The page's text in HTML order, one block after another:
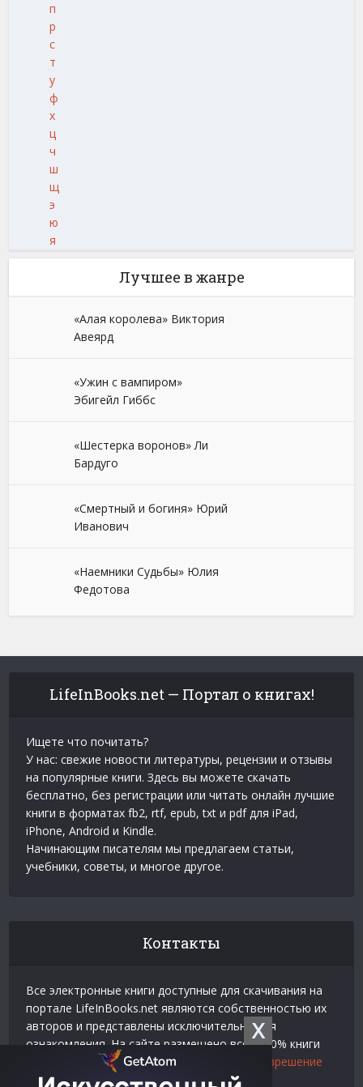
X
п
р
с
т
у
ф
х
ц
ч
ш
щ
э
ю
я
Лучшее в жанре
«Алая королева» Виктория
Авеярд
«Ужин с вампиром»
Эбигейл Гиббс
«Шестерка воронов» Ли
Бардуго
«Смертный и богиня» Юрий
Иванович
«Наемники Судьбы» Юлия
Федотова
LifeInBooks.net — Портал о книгах!
Ищете что почитать?
У нас: свежие новости литературы, рецензии и отзывы
на популярные книги. Здесь вы можете скачать
бесплатно, без регистрации или читать онлайн лучшие
книги в форматах fb2, rtf, epub, txt и pdf для iPad,
iPhone, Android и Kindle.
Начинающим писателям мы предлагаем статьи,
учебники, советы, и многое другое.
Контакты
Все электронные книги доступные для скачивания на
портале LifeInBooks.net являются собственностью их
авторов и представлены исключительно для
ознакомления. На сайте размещено всего 20% книги
взятой у нашего партнера Официальное разрешение
на использование материалов Litres.